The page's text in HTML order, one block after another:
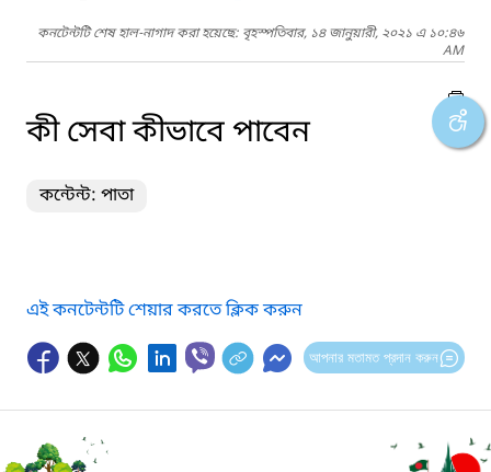
কনটেন্টটি শেষ হাল-নাগাদ করা হয়েছে: বৃহস্পতিবার, ১৪ জানুয়ারী, ২০২১ এ ১০:৪৬
AM
কী সেবা কীভাবে পাবেন
কন্টেন্ট: পাতা
এই কনটেন্টটি শেয়ার করতে ক্লিক করুন
আপনার মতামত প্রদান করুন